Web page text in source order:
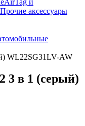
AirTag и
Прочие аксессуары
WL22SG31LV-AW
3 в 1 (серый)